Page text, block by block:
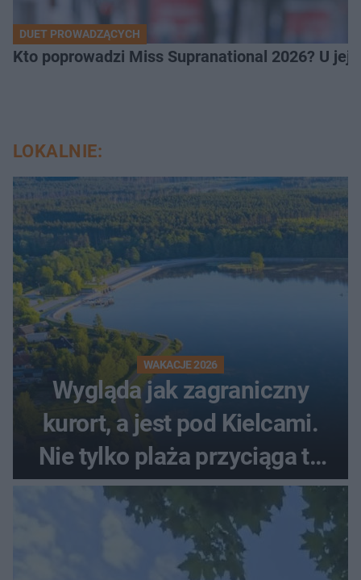
DUET PROWADZĄCYCH
Kto poprowadzi Miss Supranational 2026? U jej
LOKALNIE:
WAKACJE 2026
Wygląda jak zagraniczny
kurort, a jest pod Kielcami.
Nie tylko plaża przyciąga tu
ludzi